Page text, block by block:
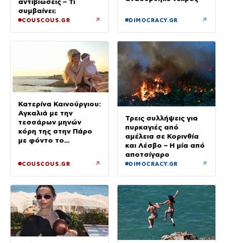
συμβαίνει;
COUSCOUS.GR ↗ DIMOCRACY.GR ↗
Κατερίνα Καινούργιου:
Αγκαλιά με την
τεσσάρων μηνών
κόρη της στην Πάρο
με φόντο το
COUSCOUS.GR ↗
Τρεις συλλήψεις για
πυρκαγιές από
αμέλεια σε Κορινθία
και Λέσβο – Η μία από
αποτσίγαρο
DIMOCRACY.GR ↗